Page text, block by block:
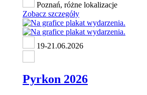
Poznań, różne lokalizacje
Zobacz szczegóły
19-21.06.2026
Pyrkon 2026